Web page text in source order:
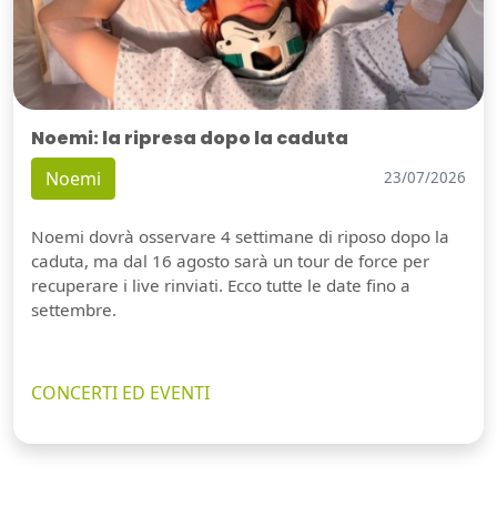
Noemi: la ripresa dopo la caduta
Noemi 23/07/2026
Noemi dovrà osservare 4 settimane di riposo dopo la
caduta, ma dal 16 agosto sarà un tour de force per
recuperare i live rinviati. Ecco tutte le date fino a
settembre.
CONCERTI ED EVENTI